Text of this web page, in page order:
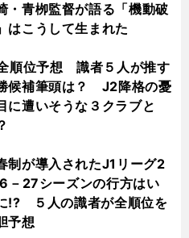
・青栁監督が語る「機動破
はこうして生まれた
順位予想 識者５人が推す
候補筆頭は？ J2降格の憂
に遭いそうな３クラブと
制が導入されたJ1リーグ2
－27シーズンの行方はい
!? ５人の識者が全順位を
予想